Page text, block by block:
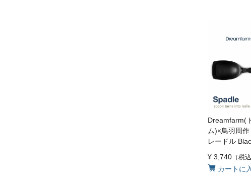
Dreamfarm(
ム)×鳥羽周
レードル
¥ 3,740 税込
カートに